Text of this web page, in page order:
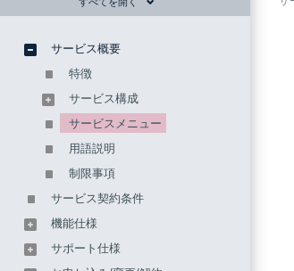
サービス概要
特徴
サービス構成
サービスメニュー
用語説明
制限事項
サービス契約条件
機能仕様
サポート仕様